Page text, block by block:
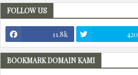
FOLLOW US
11.8k 420
BOOKMARK DOMAIN KAMI